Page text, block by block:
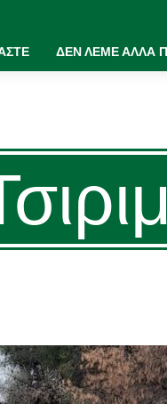
ΔΕΝ ΛΕΜΕ ΑΛΛΑ